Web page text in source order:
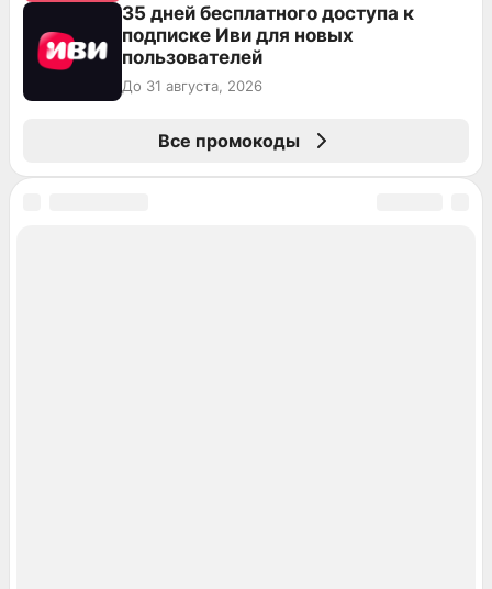
35 дней бесплатного доступа к
подписке Иви для новых
пользователей
До 31 августа, 2026
Все промокоды